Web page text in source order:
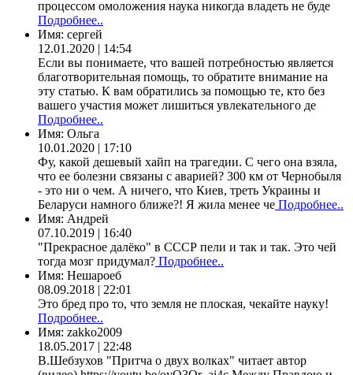
процессом омоложения наука никогда владеть не буде
Подробнее..
Имя: сергей
12.01.2020 | 14:54
Если вы понимаете, что вашей потребностью является
благотворительная помощь, то обратите внимание на
эту статью. К вам обратились за помощью те, кто без
вашего участия может лишиться увлекательного де
Подробнее..
Имя: Ольга
10.01.2020 | 17:10
Фу, какой дешевый хайп на трагедии. С чего она взяла,
что ее болезни связаны с аварией? 300 км от Чернобыля
- это ни о чем. А ничего, что Киев, треть Украины и
Беларуси намного ближе?! Я жила менее че Подробнее..
Имя: Андрей
07.10.2019 | 16:40
"Прекрасное далёко" в СССР пели и так и так. Это чей
тогда мозг придумал? Подробнее..
Имя: Нешароеб
08.09.2018 | 22:01
Это бред про то, что земля не плоская, чекайте науку!
Подробнее..
Имя: zakko2009
18.05.2017 | 22:48
В.Шебзухов "Притча о двух волках" читает автор